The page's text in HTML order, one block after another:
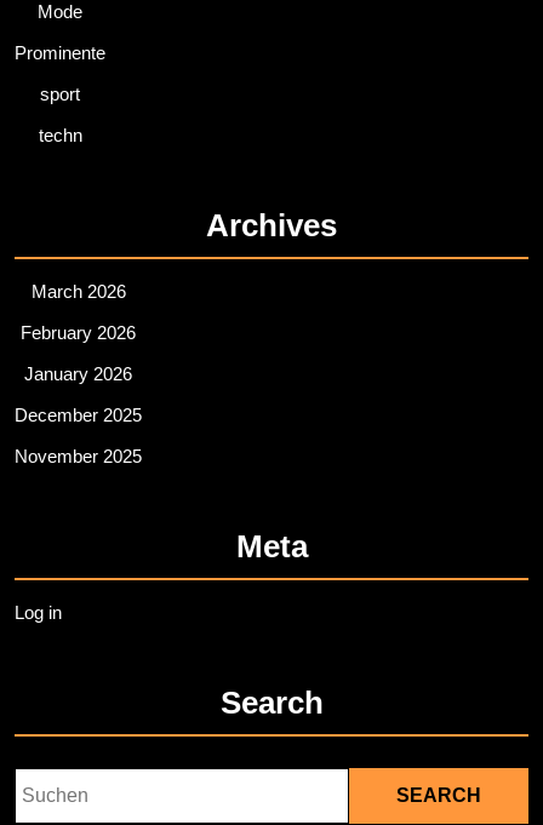
Mode
Prominente
sport
techn
Archives
March 2026
February 2026
January 2026
December 2025
November 2025
Meta
Log in
Search